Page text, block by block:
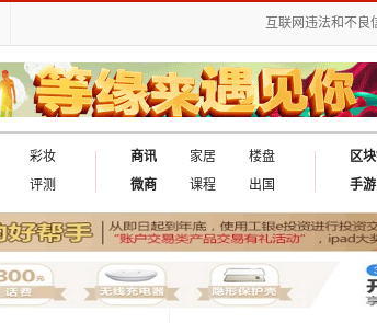
互联网违法和不良
彩妆
评测
商讯 家居
楼盘
微商
课程 出国
区
手游